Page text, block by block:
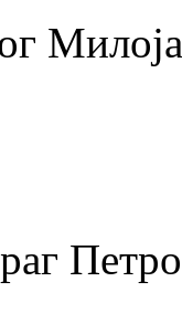
Милоја